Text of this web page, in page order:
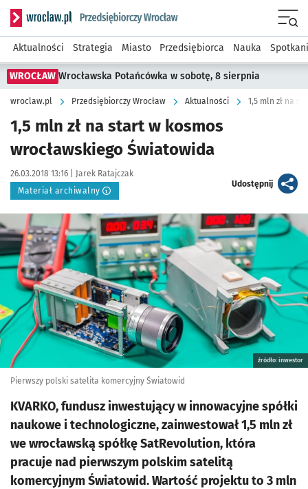
Serwis informacyjny wroclaw.pl podserwis: Strategia
Aktualności Strategia Miasto Przedsiębiorca Nauka
WROCŁAW Wrocławska Potańcówka w sobotę, 8 sierpnia
wroclaw.pl Przedsiębiorczy Wrocław Aktualności 1,5 mln zł na
1,5 mln zł na start w kosmos
wrocławskiego Światowida
Data publikacji:
26.03.2018 13:16 | Autor:
Jarek Ratajczak
Materiał archiwalny
Udostępnijartykuł
Kliknij, aby powiększyć
źródło: inwestor
Pierwszy polski satelita komercyjny Światowid
KVARKO, fundusz inwestujący w innowacyjne spółki
naukowe i technologiczne, zainwestował 1,5 mln zł
we wrocławską spółkę SatRevolution, która
pracuje nad pierwszym polskim satelitą
komercyjnym Światowid. Wartość projektu to 3 mln